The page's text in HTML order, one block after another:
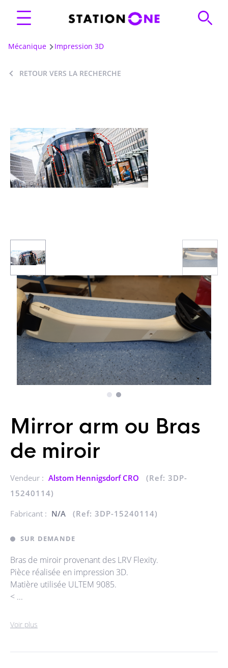
Mécanique Impression 3D
RETOUR VERS LA RECHERCHE
Mirror arm ou Bras
de miroir
Vendeur : Alstom Hennigsdorf CRO
(Ref: 3DP-
15240114)
Fabricant : N/A (Ref: 3DP-15240114)
SUR DEMANDE
Bras de miroir provenant des LRV Flexity.
Pièce réalisée en impression 3D.
Matière utilisée ULTEM 9085.
< ...
Voir plus